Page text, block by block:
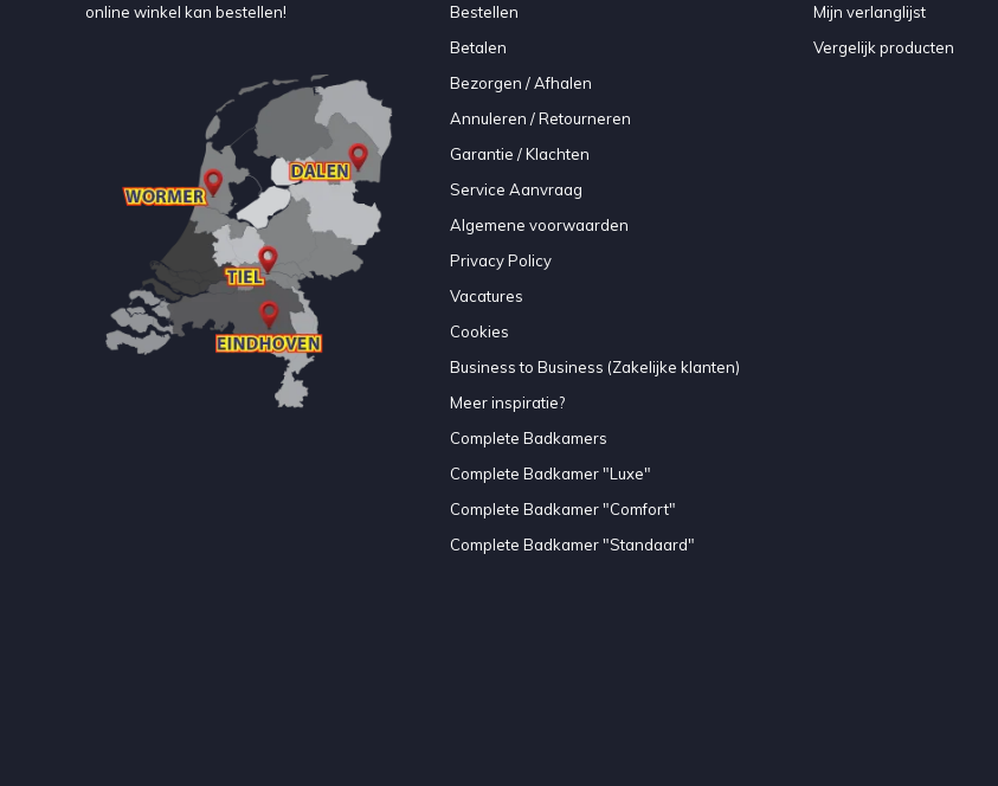
online winkel kan bestellen!
Bestellen
Betalen
Bezorgen / Afhalen
Annuleren / Retourneren
Garantie / Klachten
Service Aanvraag
Algemene voorwaarden
Privacy Policy
Vacatures
Cookies
Business to Business (Zakelijke klanten)
Meer inspiratie?
Complete Badkamers
Complete Badkamer "Luxe"
Complete Badkamer "Comfort"
Complete Badkamer "Standaard"
Mijn verlanglijst
Vergelijk producten